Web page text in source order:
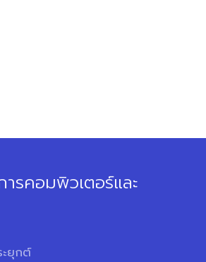
รคอมพิวเตอร์และ
ยุกต์